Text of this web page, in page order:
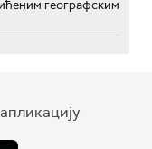
географским